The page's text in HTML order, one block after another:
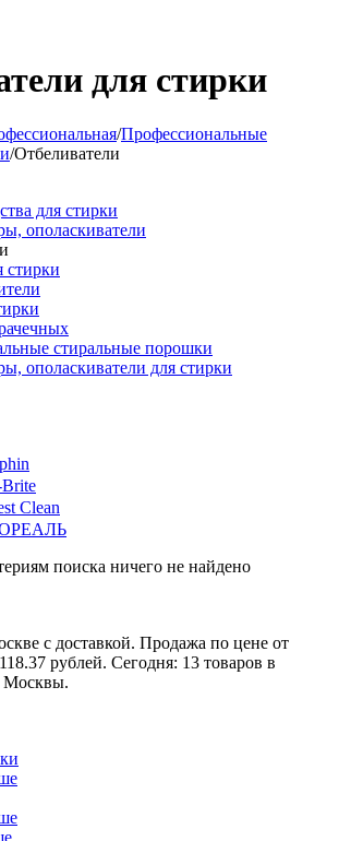
для стирки
/Профессиональные
/Отбеливатели
для стирки
ополаскиватели
стиральные порошки
ополаскиватели для стирки
Clean
поиска ничего не найдено
с доставкой. Продажа по цене от
рублей. Сегодня: 13 товаров в
Москвы.